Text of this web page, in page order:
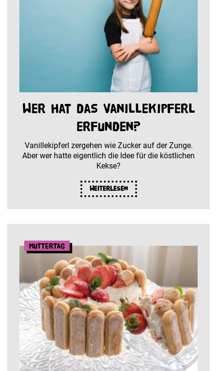
Wer hat das Vanillekipferl
erfunden?
Vanillekipferl zergehen wie Zucker auf der Zunge.
Aber wer hatte eigentlich die Idee für die köstlichen
Kekse?
Weiterlesen
Muttertag